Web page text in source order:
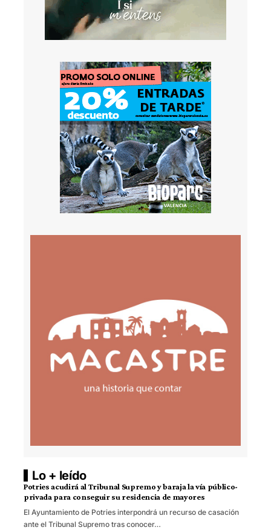
Lo + leído
Potries acudirá al Tribunal Supremo y baraja la vía público-
privada para conseguir su residencia de mayores
El Ayuntamiento de Potries interpondrá un recurso de casación
ante el Tribunal Supremo tras conocer…